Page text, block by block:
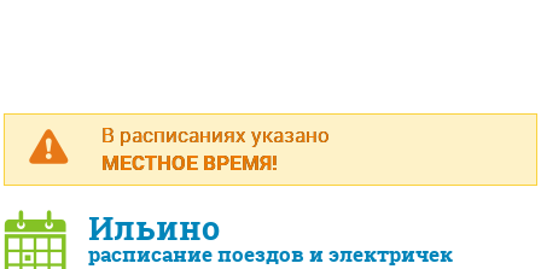
В расписаниях указано
МЕСТНОЕ ВРЕМЯ!
Ильино
расписание поездов и электричек